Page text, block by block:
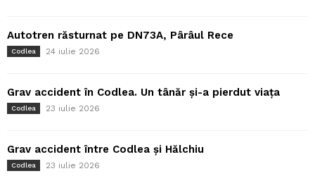
Autotren răsturnat pe DN73A, Pârâul Rece
Codlea 24 iulie 2026
Grav accident în Codlea. Un tânăr și-a pierdut viața
Codlea 23 iulie 2026
Grav accident între Codlea și Hălchiu
Codlea 23 iulie 2026